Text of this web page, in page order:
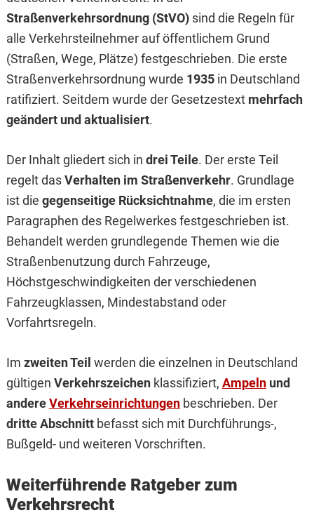
Straßenverkehrsordnung (StVO)sind die Regeln für
alle Verkehrsteilnehmer auf öffentlichem Grund
(Straßen, Wege, Plätze) festgeschrieben. Die erste
Straßenverkehrsordnung wurde 1935in Deutschland
ratifiziert. Seitdem wurde der Gesetzestext mehrfach
geändert und aktualisiert.
Der Inhalt gliedert sich in drei Teile. Der erste Teil
regelt dasVerhalten im Straßenverkehr. Grundlage
ist die gegenseitige Rücksichtnahme, die im ersten
Paragraphen des Regelwerkes festgeschrieben ist.
Behandelt werden grundlegende Themen wie die
Straßenbenutzung durch Fahrzeuge,
Höchstgeschwindigkeiten der verschiedenen
Fahrzeugklassen, Mindestabstand oder
Vorfahrtsregeln.
Im zweiten Teil werden die einzelnen in Deutschland
gültigen Verkehrszeichenklassifiziert, Ampelnund
andereVerkehrseinrichtungenbeschrieben. Der
dritte Abschnittbefasst sich mit Durchführungs-,
Bußgeld- und weiteren Vorschriften.
Weiterführende Ratgeber zum
Verkehrsrecht